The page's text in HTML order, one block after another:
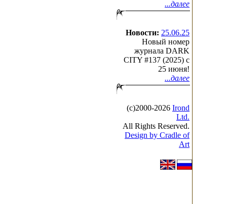
...далее
Новости: 25.06.25
Новый номер
журнала DARK
CITY #137 (2025) c
25 июня!
...далее
(с)2000-2026 Irond
Ltd.
All Rights Reserved.
Design by Cradle of
Art